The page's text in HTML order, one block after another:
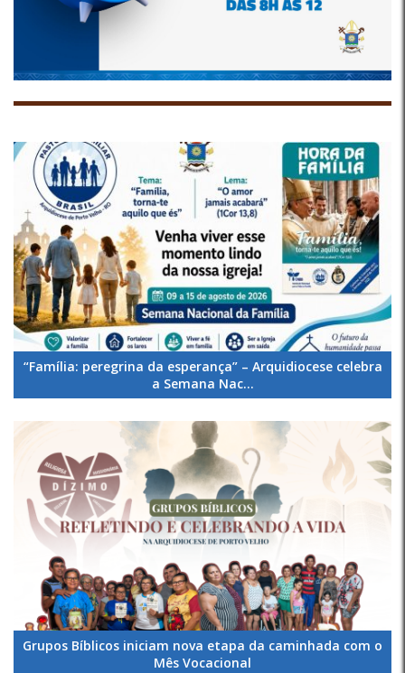
“Família: peregrina da esperança” – Arquidiocese celebra
a Semana Nac...
Grupos Bíblicos iniciam nova etapa da caminhada com o
Mês Vocacional